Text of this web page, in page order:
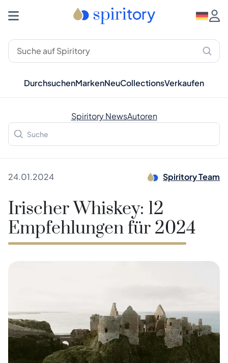
DurchsuchenMarkenNeuCollectionsVerkaufen
Spiritory NewsAutoren
24.01.2024 Spiritory Team
Irischer Whiskey: 12
Empfehlungen für 2024